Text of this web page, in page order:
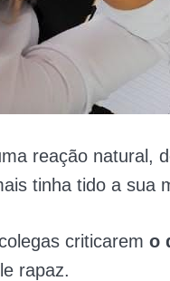
reação natural,
tinha tido a sua
criticarem o
rapaz.